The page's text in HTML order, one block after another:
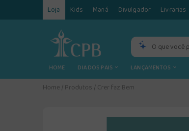
Loja Kids Maná Divulgador Livrarias
HOME DIA DOS PAIS LANÇAMENTOS
Home /Produtos /Crer faz Bem